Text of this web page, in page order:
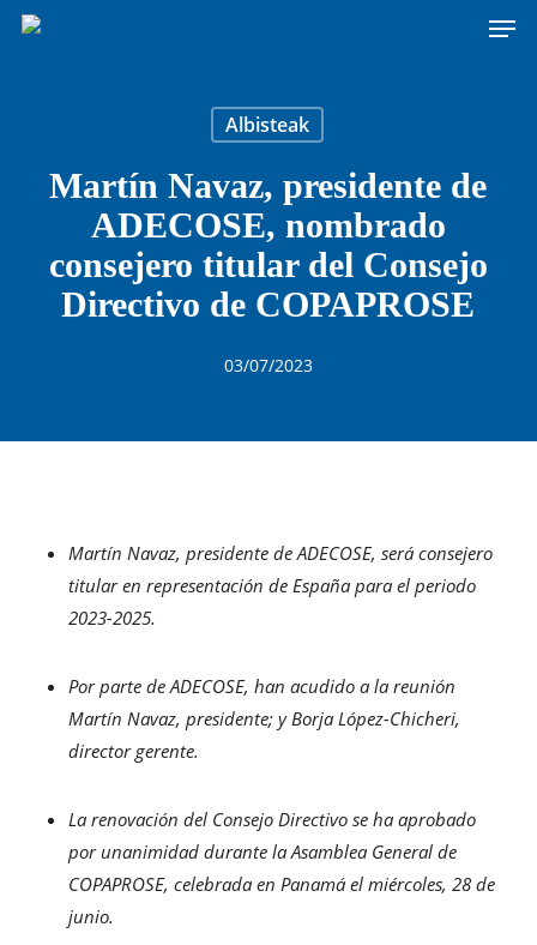
Skip
Albisteak
Martín Navaz, presidente de
ADECOSE, nombrado
consejero titular del Consejo
Directivo de COPAPROSE
03/07/2023
Martín Navaz, presidente de ADECOSE, será consejero
titular en representación de España para el periodo
2023-2025.
Por parte de ADECOSE, han acudido a la reunión
Martín Navaz, presidente; y Borja López-Chicheri,
director gerente.
La renovación del Consejo Directivo se ha aprobado
por unanimidad durante la Asamblea General de
COPAPROSE, celebrada en Panamá el miércoles, 28 de
junio.